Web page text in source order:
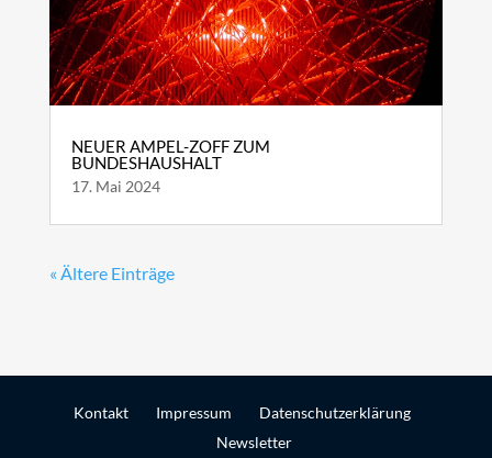
NEUER AMPEL-ZOFF ZUM
BUNDESHAUSHALT
17. Mai 2024
« Ältere Einträge
Kontakt Impressum
Datenschutzerklärung
Newsletter